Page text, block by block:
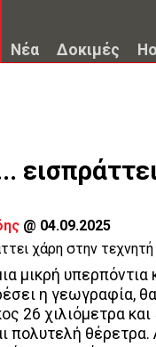
Νέα Δοκιμές
@ 04.09.2025
μικρή
η γεωγραφία,
26 χιλιόμετρα
πολυτελή